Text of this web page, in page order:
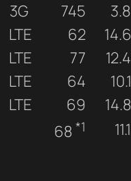
3G 745
LTE 62
LTE 77
LTE 64
LTE 69
68 *1